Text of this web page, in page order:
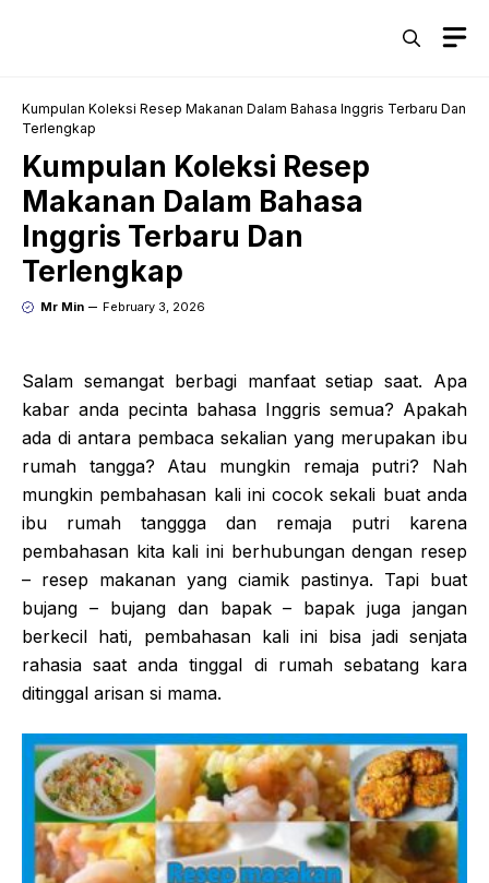
Kumpulan Koleksi Resep Makanan Dalam Bahasa Inggris Terbaru Dan
Terlengkap
Kumpulan Koleksi Resep
Makanan Dalam Bahasa
Inggris Terbaru Dan
Terlengkap
Mr Min February 3, 2026
Salam semangat berbagi manfaat setiap saat. Apa
kabar anda pecinta bahasa Inggris semua? Apakah
ada di antara pembaca sekalian yang merupakan ibu
rumah tangga? Atau mungkin remaja putri? Nah
mungkin pembahasan kali ini cocok sekali buat anda
ibu rumah tanggga dan remaja putri karena
pembahasan kita kali ini berhubungan dengan resep
– resep makanan yang ciamik pastinya. Tapi buat
bujang – bujang dan bapak – bapak juga jangan
berkecil hati, pembahasan kali ini bisa jadi senjata
rahasia saat anda tinggal di rumah sebatang kara
ditinggal arisan si mama.